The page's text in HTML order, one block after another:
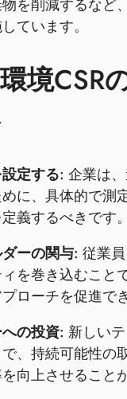
を削減するなど
ています。
境CSR
定する: 企業は
に、具体的で測
義するべきです。
ーの関与: 従業
を巻き込むこと
ローチを促進で
の投資: 新しい
、持続可能性の
向上させること